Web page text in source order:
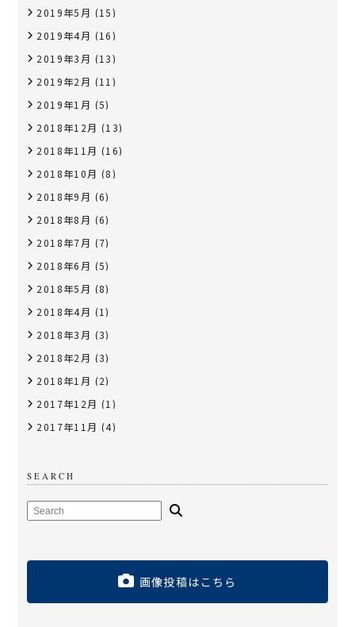
2019年5月 (15)
2019年4月 (16)
2019年3月 (13)
2019年2月 (11)
2019年1月 (5)
2018年12月 (13)
2018年11月 (16)
2018年10月 (8)
2018年9月 (6)
2018年8月 (6)
2018年7月 (7)
2018年6月 (5)
2018年5月 (8)
2018年4月 (1)
2018年3月 (3)
2018年2月 (3)
2018年1月 (2)
2017年12月 (1)
2017年11月 (4)
SEARCH
画像投稿はこちら